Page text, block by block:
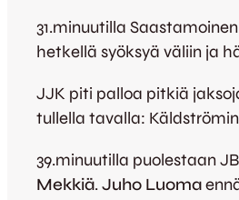
31.minuutilla
hetkellä syöksyä väliin ja
JJK piti palloa pitkiä
tullella tavalla:
39.minuutilla puolestaan
Mekkiä.Juho Luoma